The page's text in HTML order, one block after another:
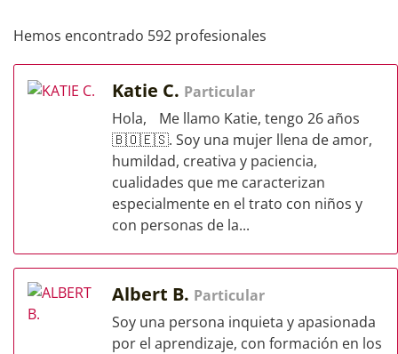
Hemos encontrado 592 profesionales
Katie C. Particular
Hola, Me llamo Katie, tengo 26 años
🇧🇴🇪🇸. Soy una mujer llena de amor,
humildad, creativa y paciencia,
cualidades que me caracterizan
especialmente en el trato con niños y
con personas de la...
Albert B. Particular
Soy una persona inquieta y apasionada
por el aprendizaje, con formación en los